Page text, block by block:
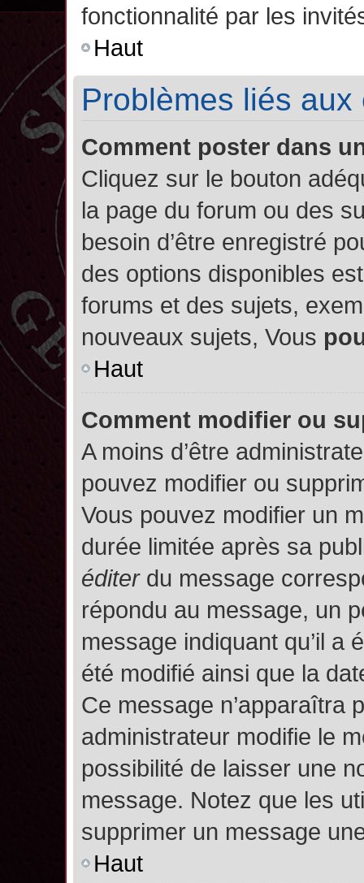
fonctionnalité par les
Haut
Problèmes liés
Comment poster dans
Cliquez sur le bouton
la page du forum ou des
besoin d’être enregistré
des options disponibles
forums et des sujets,
nouveaux sujets, Vous
Haut
Comment modifier ou
A moins d’être
pouvez modifier ou
Vous pouvez modifier un
durée limitée après sa
éditerdu message
répondu au message, un
message indiquant qu’il a
été modifié ainsi que la
Ce message n’apparaîtra
administrateur modifie le
possibilité de laisser une
message. Notez que les
supprimer un message
Haut